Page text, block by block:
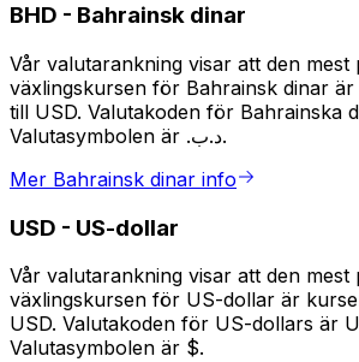
BHD - Bahrainsk dinar
Vår valutarankning visar att den mest
växlingskursen för Bahrainsk dinar
till USD. Valutakoden för Bahrainska
Valutasymbolen är .د.ب.
Mer Bahrainsk dinar info
USD - US-dollar
Vår valutarankning visar att den mest
växlingskursen för US-dollar är
USD. Valutakoden för US-dollars är
Valutasymbolen är $.